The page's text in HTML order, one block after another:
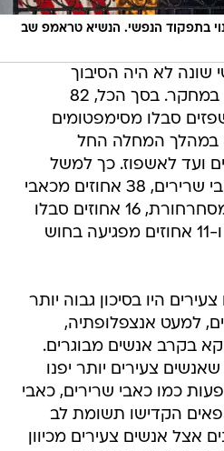
בתפקוד הנפשי. הנשיא טראמפ שב
לא היה הסיבוך
הנוירולוגי היחיד שנמצא במחקר. בסך הכל, 82
סבלו מסימפטומים
במהלך המחלה החל
ועד לאשפוז. כך למשל
כ-45 אחוזים סבלו מכאבי שרירים, 38 אחוזים מכאבי
ראש, 30 אחוזים סבלו מסחרחורת, 16 אחוזים סבלו
מהפרעות בחוש הטעם ו-11 אחוזים מפגיעה בחוש
היו בסיכון גבוה יותר
למעט אנצפלופתיה,
בקרב אנשים מבוגרים.
צעירים יותר יפנו
כמו כאבי שרירים, כאבי
הקדישו תשומת לב
אצל אנשים צעירים מכיוון